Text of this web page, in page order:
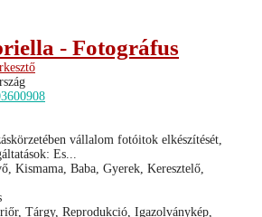
- Fotográfus
vállalom fotóitok elkészítését,
Es...
Kismama, Baba, Gyerek, Keresztelő,
Tárgy, Reprodukció, Igazolványkép,